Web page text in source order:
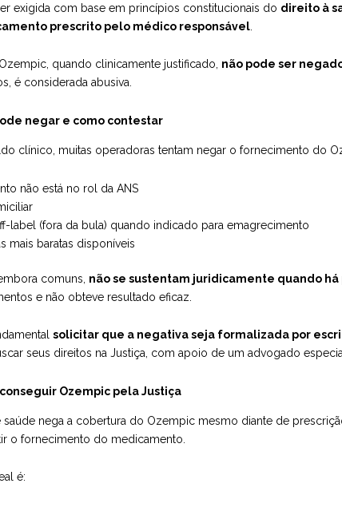
exigida com base em princípios constitucionais do direito à
prescrito pelo médico responsável.
quando clinicamente justificado, não pode ser
é considerada abusiva.
negar e como contestar
clínico, muitas operadoras tentam negar o fornecimento do
não está no rol da ANS
label (fora da bula) quando indicado para emagrecimento
mais baratas disponíveis
comuns, não se sustentam juridicamente quando
e não obteve resultado eficaz.
solicitar que a negativa seja formalizada por
seus direitos na Justiça, com apoio de um advogado
Ozempic pela Justiça
nega a cobertura do Ozempic mesmo diante de
o fornecimento do medicamento.
é: